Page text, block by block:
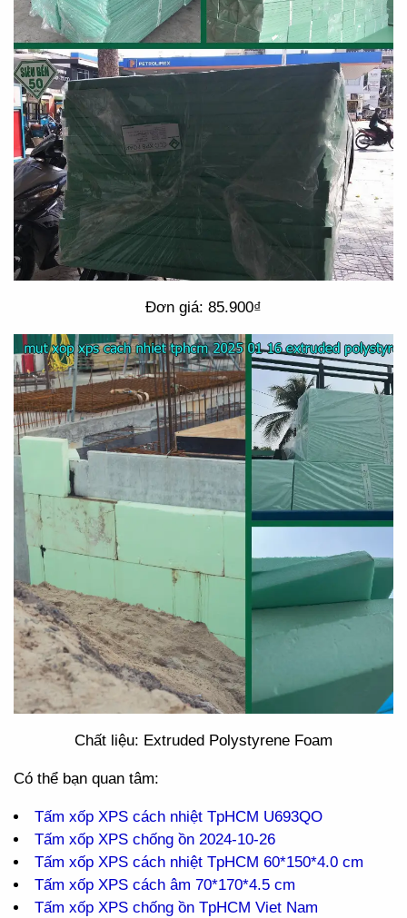
Đơn giá: 85.900₫
Chất liệu: Extruded Polystyrene Foam
Có thể bạn quan tâm:
Tấm xốp XPS cách nhiệt TpHCM U693QO
Tấm xốp XPS chống ồn 2024-10-26
Tấm xốp XPS cách nhiệt TpHCM 60*150*4.0 cm
Tấm xốp XPS cách âm 70*170*4.5 cm
Tấm xốp XPS chống ồn TpHCM Viet Nam